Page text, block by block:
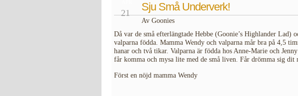
21 Sju Små Underverk!
Av Goonies
Då var de små efterlängtade Hebbe (Goonie’s Highlander Lad)
valparna födda. Mamma Wendy och valparna mår bra på 4,5
hanar och två tikar. Valparna är födda hos Anne-Marie och
får komma och mysa lite med de små liven. Får drömma sig
Först en nöjd mamma Wendy